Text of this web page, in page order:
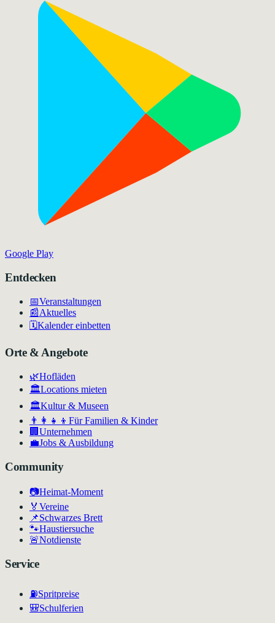
Google Play
Entdecken
📅Veranstaltungen
📰Aktuelles
🗓️Kalender einbetten
Orte & Angebote
🌿Hofläden
🏛️Locations mieten
🏛Kultur & Museen
👨‍👩‍👧‍👦 Für Familien & Kinder
🏢 Unternehmen
💼Jobs & Ausbildung
Community
📷Heimat-Moment
🏅 Vereine
📌Schwarzes Brett
🐾Haustiersuche
🚨Notdienste
Service
⛽Spritpreise
🎒Schulferien